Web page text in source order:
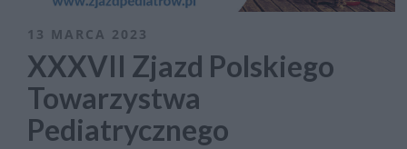
13 MARCA 2023
XXXVII Zjazd Polskiego
Towarzystwa
Pediatrycznego